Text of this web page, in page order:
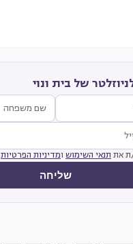
של בית ונוי
ת את תנאי השימוש ומדיניות הפרטיות
שליחה